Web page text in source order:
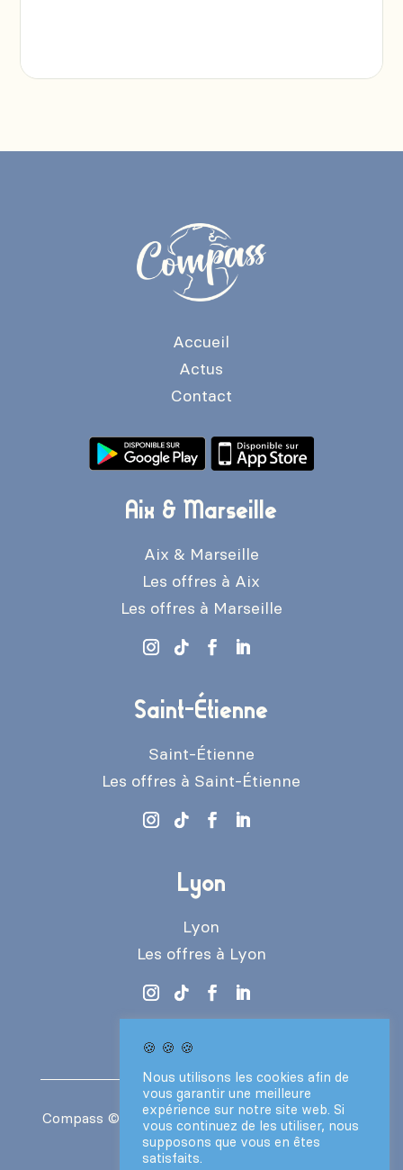
Accueil
Actus
Contact
Aix & Marseille
Aix & Marseille
Les offres à Aix
Les offres à Marseille
Saint-Étienne
Saint-Étienne
Les offres à Saint-Étienne
Lyon
Lyon
Les offres à Lyon
Compass © 2024 – Tous droits réservés – CGV
–Mentions légales
🍪 🍪 🍪
Nous utilisons les cookies afin de
vous garantir une meilleure
expérience sur notre site web. Si
vous continuez de les utiliser, nous
supposons que vous en êtes
satisfaits.